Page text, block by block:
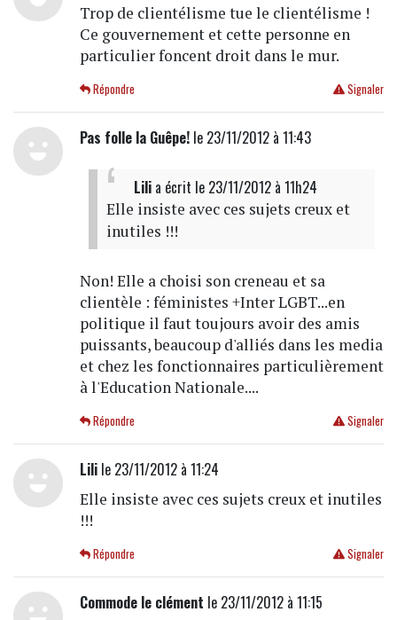
Trop de clientélisme tue le clientélisme !
Ce gouvernement et cette personne en
particulier foncent droit dans le mur.
Signaler
Répondre
Pas folle la Guêpe!le 23/11/2012 à 11:43
Lilia écrit le 23/11/2012 à 11h24
Elle insiste avec ces sujets creux et
inutiles !!!
Non! Elle a choisi son creneau et sa
clientèle : féministes +Inter LGBT...en
politique il faut toujours avoir des amis
puissants, beaucoup d'alliés dans les media
et chez les fonctionnaires particulièrement
à l'Education Nationale....
Signaler
Répondre
Lilile 23/11/2012 à 11:24
Elle insiste avec ces sujets creux et inutiles
!!!
Signaler
Répondre
Commode le clément le 23/11/2012 à 11:15